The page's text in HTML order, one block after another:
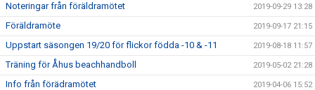
Noteringar från föräldramötet 2019-09-29 13:28
Föräldramöte 2019-09-17 21:15
Uppstart säsongen 19/20 för flickor födda -10 & -11 2019-08-18 11:57
Träning för Åhus beachhandboll 2019-05-02 21:28
Info från förädramötet 2019-04-06 15:52